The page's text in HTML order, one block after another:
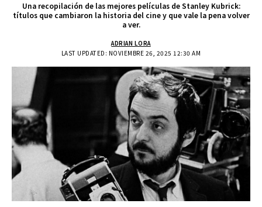
Una recopilación de las mejores películas de Stanley Kubrick:
títulos que cambiaron la historia del cine y que vale la pena volver
a ver.
LAST UPDATED: NOVIEMBRE 26, 2025 12:30 AM
ADRIAN LORA